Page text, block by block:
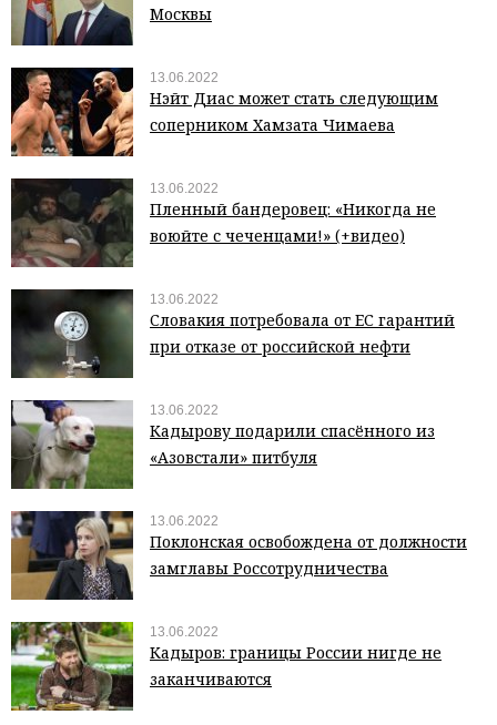
Москвы
13.06.2022
Нэйт Диас может стать следующим
соперником Хамзата Чимаева
13.06.2022
Пленный бандеровец: «Никогда не
воюйте с чеченцами!» (+видео)
13.06.2022
Словакия потребовала от ЕС гарантий
при отказе от российской нефти
13.06.2022
Кадырову подарили спасённого из
«Азовстали» питбуля
13.06.2022
Поклонская освобождена от должности
замглавы Россотрудничества
13.06.2022
Кадыров: границы России нигде не
заканчиваются